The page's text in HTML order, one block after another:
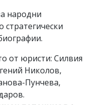
народни
стратегически
от юристи: Силвия
Николов,
Пунчева,